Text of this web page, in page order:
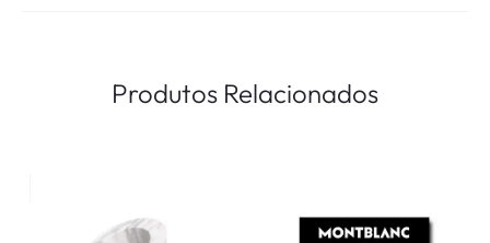
Produtos Relacionados